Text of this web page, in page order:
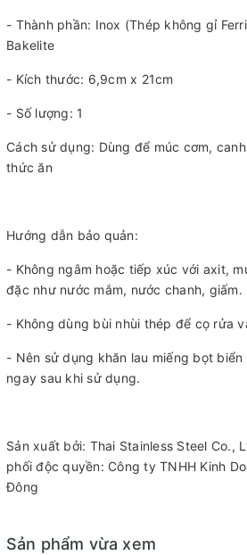
- Thành phần: Inox (Thép không gỉ
Bakelite
- Kích thước: 6,9cm x 21cm
- Số lượng: 1
Cách sử dụng: Dùng để múc cơm,
thức ăn
Hướng dẫn bảo quản:
- Không ngâm hoặc tiếp xúc với axit,
đặc như nước mắm, nước chanh, giấm.
- Không dùng bùi nhùi thép để cọ rửa
- Nên sử dụng khăn lau miếng bọt
ngay sau khi sử dụng.
Sản xuất bởi: Thai Stainless Steel Co.,
phối độc quyền: Công ty TNHH Kinh
Đông
Sản phẩm vừa xem